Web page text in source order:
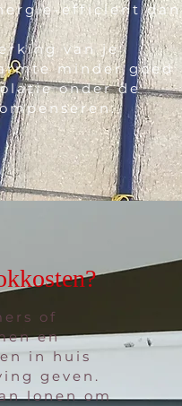
efficient dan
van je
minder goed
onder de
of
en
in huis
geven.
lonen om